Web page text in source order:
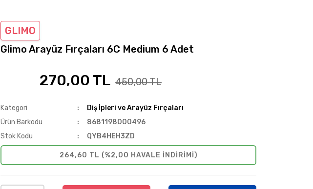
GLIMO
Glimo Arayüz Fırçaları 6C Medium 6 Adet
270,00 TL 450,00 TL
Kategori
Diş İpleri ve Arayüz Fırçaları
Ürün Barkodu
8681198000496
Stok Kodu
QYB4HEH3ZD
264,60 TL (%2,00 HAVALE INDIRIMI)